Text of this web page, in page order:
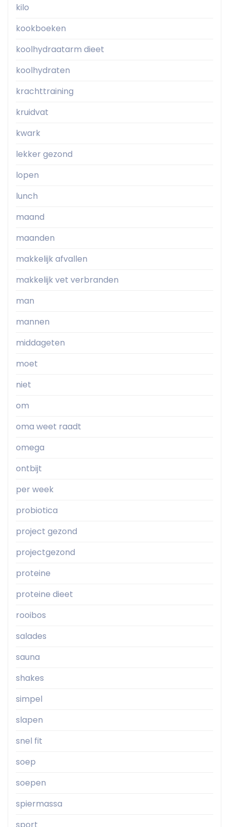
kilo
kookboeken
koolhydraatarm dieet
koolhydraten
krachttraining
kruidvat
kwark
lekker gezond
lopen
lunch
maand
maanden
makkelijk afvallen
makkelijk vet verbranden
man
mannen
middageten
moet
niet
om
oma weet raadt
omega
ontbijt
per week
probiotica
project gezond
projectgezond
proteine
proteine dieet
rooibos
salades
sauna
shakes
simpel
slapen
snel fit
soep
soepen
spiermassa